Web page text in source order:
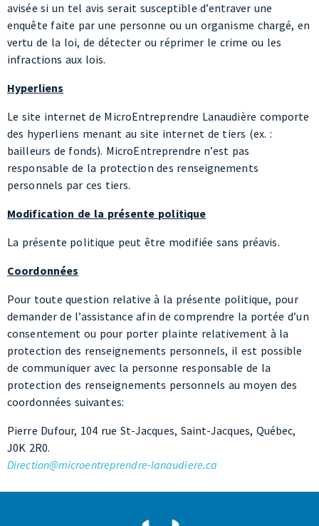
infractions aux lois.
Hyperliens
des hyperliens menant au site internet de tiers (ex. :
responsable de la protection des renseignements
personnels par ces tiers.
Modification de la présente politique
La présente politique peut être modifiée sans préavis.
Coordonnées
Pour toute question relative à la présente politique, pour
demander de l’assistance afin de comprendre la portée d’un
protection des renseignements personnels, il est possible
de communiquer avec la personne responsable de la
protection des renseignements personnels au moyen des
coordonnées suivantes:
Pierre Dufour, 104 rue St-Jacques, Saint-Jacques, Québec,
J0K 2R0.